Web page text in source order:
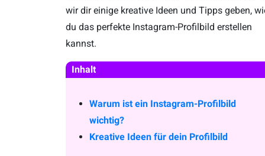
wir dir einige kreative Ideen und Tipps geben,
du das perfekte Instagram-Profilbild erstellen
kannst.
Inhalt
Warum ist ein Instagram-Profilbild
wichtig?
Kreative Ideen für dein Profilbild